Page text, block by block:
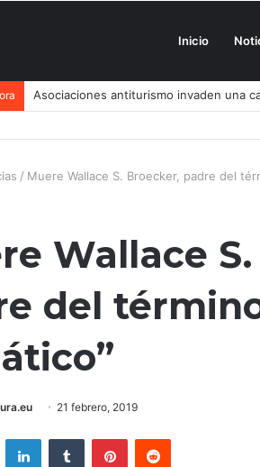
Inicio
Asociaciones antiturismo invaden una
/ Muere Wallace S. Broecker, padre del
Wallace
del
21 febrero, 2019
LinkedInTumblr PinterestReddit